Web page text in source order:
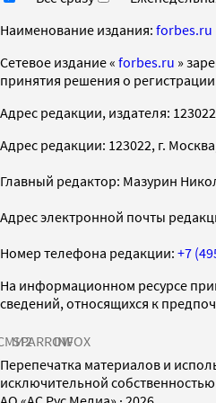
Наименование издания: forbes.ru
Cетевое издание « forbes.ru »
принятия решения о
Адрес редакции, издателя:
Адрес редакции: 123022, г.
Главный редактор: Мазурин
Адрес электронной почты
Номер телефона редакции: +7
На информационном ресурсе
сведений, относящихся к
SPARROWINFOX
Перепечатка материалов и
исключительной